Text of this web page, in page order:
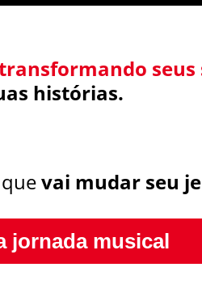
seus
histórias.
vai mudar seu
jornada musical